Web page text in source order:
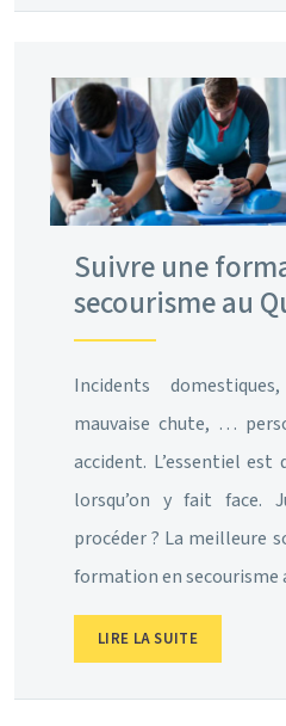
Suivre une
secourisme au
Incidents
mauvaise chute, …
accident. L’essentiel
lorsqu’on y fait face.
procéder ? La meilleure
formation en secourisme
LIRE LA SUITE